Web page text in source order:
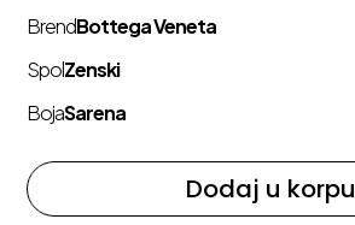
BrendBottega Veneta
SpolZenski
BojaSarena
Dodaj u korpu